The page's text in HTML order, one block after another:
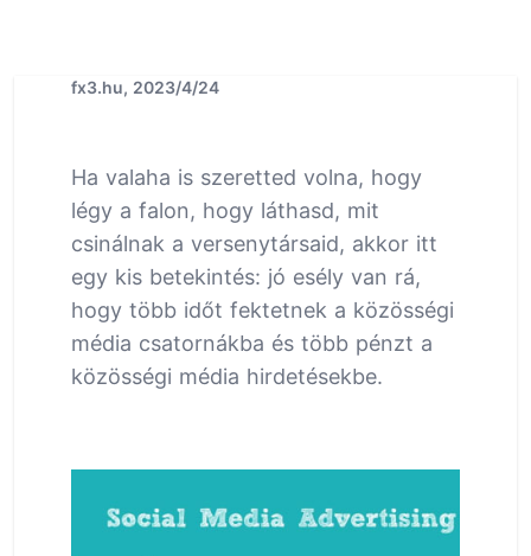
fx3.hu, 2023/4/24
Ha valaha is szeretted volna, hogy
légy a falon, hogy láthasd, mit
csinálnak a versenytársaid, akkor itt
egy kis betekintés: jó esély van rá,
hogy több időt fektetnek a közösségi
média csatornákba és több pénzt a
közösségi média hirdetésekbe.